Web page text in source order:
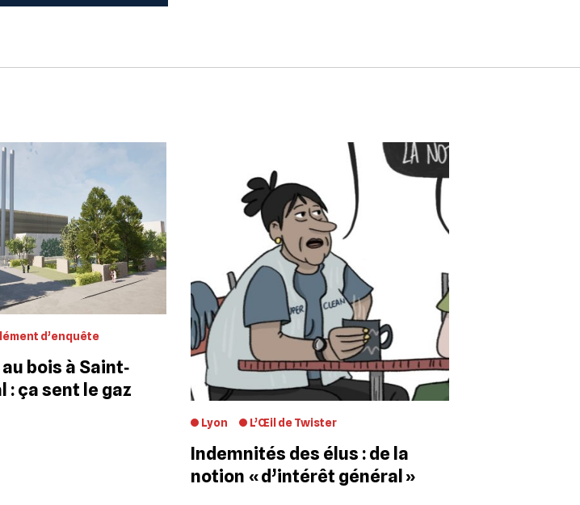
d’enquête
bois à Saint‐
: ça sent le gaz
Lyon L’Œil de Twister
Indemnités des élus : de la
notion « d’intérêt général »